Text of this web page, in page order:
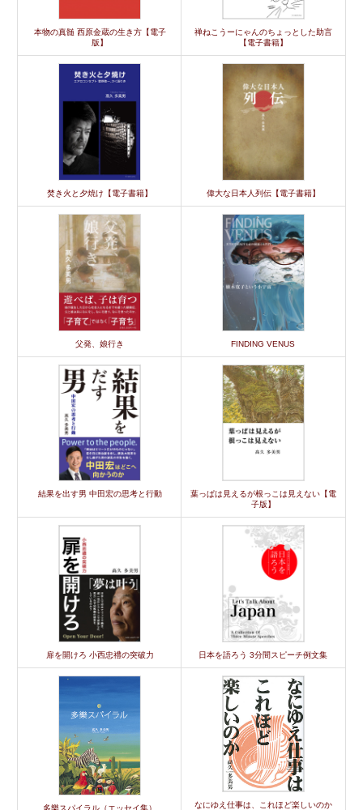
本物の真髄 西原金蔵の生き方【電子
版】
禅ねこうーにゃんのちょっとした助言
【電子書籍】
焚き火と夕焼け【電子書籍】 偉大な日本人列伝【電子書籍】
父発、娘行き FINDING VENUS
結果を出す男 中田宏の思考と行動
葉っぱは見えるが根っこは見えない【電
子版】
扉を開けろ 小西忠禮の突破力 日本を語ろう 3分間スピーチ例文集
多樂スパイラル（エッセイ集） なにゆえ仕事は、これほど楽しいのか